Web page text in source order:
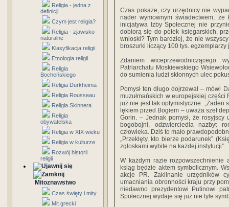
Religia - jedna z
definicji
Czym jest religia?
Religia - zjawisko
naturalne
Klasyfikacja religii
Etnologia religii
Religia
Bocheńskiego
Religia Durkheima
Religia Rousseau
Religia Skinnera
Religia
obywatelska
Religia w XIX wieku
Religia w kulturze
Rozwój historii
religii
Mitoznawstwo
Czas święty i mity
Mit grecki
Czas pokaże, czy urzędnicy nie
nader wymownym świadectwem,
inicjatywa Izby Społecznej nie
dobiorą się do półek księgarskich,
wnioski? Tym bardziej, że nie
broszurki liczący 100 tys.
Zdaniem wiceprzewodniczącego
Patriarchatu Moskiewskiego
do sumienia ludzi skłonnych ulec
Pomysł ten długo dojrzewał – mówi
muzułmańskich w europejskiej
już nie jest tak optymistyczne.
lękiem przed Bogiem – uważa szef
Gorin. – Jednak pomysł, że
bogobojni, odzwierciedla nazbyt
człowieka. Dziś to mało
„Przeklęty, kto bierze podarunek”
zgłoskami wybite na każdej instytucji”.
W każdym razie rozpowszechnienie
ksiąg będzie aktem symbolicznym.
akcje PR. Zaklinanie urzędników
umacniania obronności kraju przy
niedawno prezydentowi Putinowi
Społecznej wydaje się już nie tyle